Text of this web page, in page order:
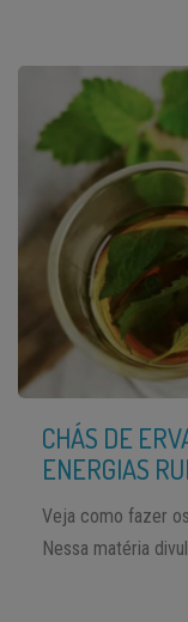
CHÁS DE
ENERGIAS
Veja como fazer
Nessa matéria